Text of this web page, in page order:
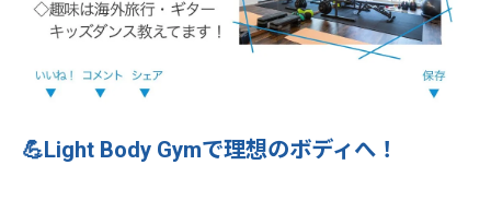
💪Light Body Gymで理想のボディへ！